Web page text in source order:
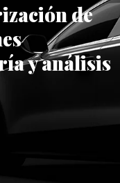
de
y análisis